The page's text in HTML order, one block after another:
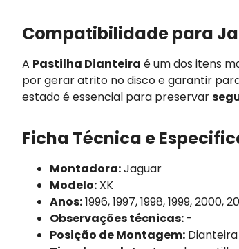
Compatibilidade para
A Pastilha Dianteira é um dos itens
por gerar atrito no disco e garantir
estado é essencial para preservar
Ficha Técnica e
Montadora:Jaguar
Modelo: XK
Anos:1996, 1997, 1998, 1999, 2000,
Observações técnicas: -
Posição de Montagem: Dianteira